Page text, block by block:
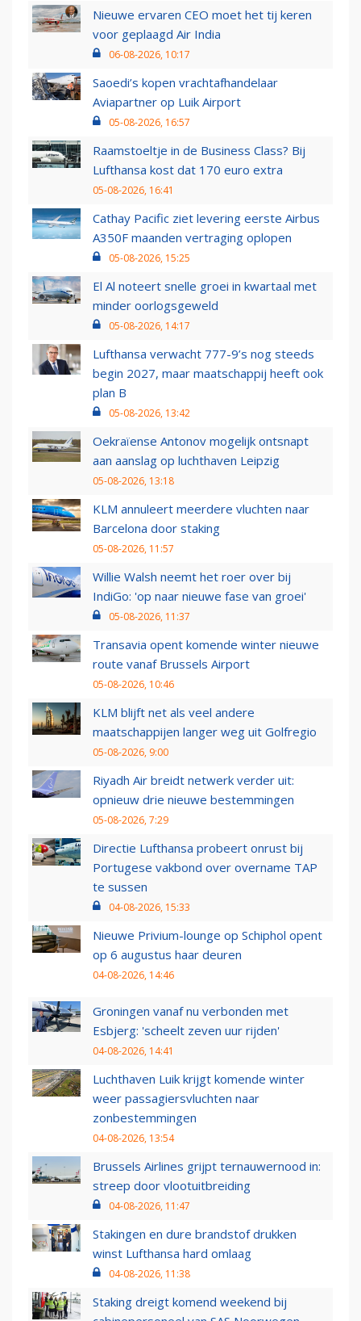
Nieuwe ervaren CEO moet het tij keren
voor geplaagd Air India
06-08-2026, 10:17
Saoedi’s kopen vrachtafhandelaar
Aviapartner op Luik Airport
05-08-2026, 16:57
Raamstoeltje in de Business Class? Bij
Lufthansa kost dat 170 euro extra
05-08-2026, 16:41
Cathay Pacific ziet levering eerste Airbus
A350F maanden vertraging oplopen
05-08-2026, 15:25
El Al noteert snelle groei in kwartaal met
minder oorlogsgeweld
05-08-2026, 14:17
Lufthansa verwacht 777-9’s nog steeds
begin 2027, maar maatschappij heeft ook
plan B
05-08-2026, 13:42
Oekraïense Antonov mogelijk ontsnapt
aan aanslag op luchthaven Leipzig
05-08-2026, 13:18
KLM annuleert meerdere vluchten naar
Barcelona door staking
05-08-2026, 11:57
Willie Walsh neemt het roer over bij
IndiGo: 'op naar nieuwe fase van groei'
05-08-2026, 11:37
Transavia opent komende winter nieuwe
route vanaf Brussels Airport
05-08-2026, 10:46
KLM blijft net als veel andere
maatschappijen langer weg uit Golfregio
05-08-2026, 9:00
Riyadh Air breidt netwerk verder uit:
opnieuw drie nieuwe bestemmingen
05-08-2026, 7:29
Directie Lufthansa probeert onrust bij
Portugese vakbond over overname TAP
te sussen
04-08-2026, 15:33
Nieuwe Privium-lounge op Schiphol opent
op 6 augustus haar deuren
04-08-2026, 14:46
Groningen vanaf nu verbonden met
Esbjerg: 'scheelt zeven uur rijden'
04-08-2026, 14:41
Luchthaven Luik krijgt komende winter
weer passagiersvluchten naar
zonbestemmingen
04-08-2026, 13:54
Brussels Airlines grijpt ternauwernood in:
streep door vlootuitbreiding
04-08-2026, 11:47
Stakingen en dure brandstof drukken
winst Lufthansa hard omlaag
04-08-2026, 11:38
Staking dreigt komend weekend bij